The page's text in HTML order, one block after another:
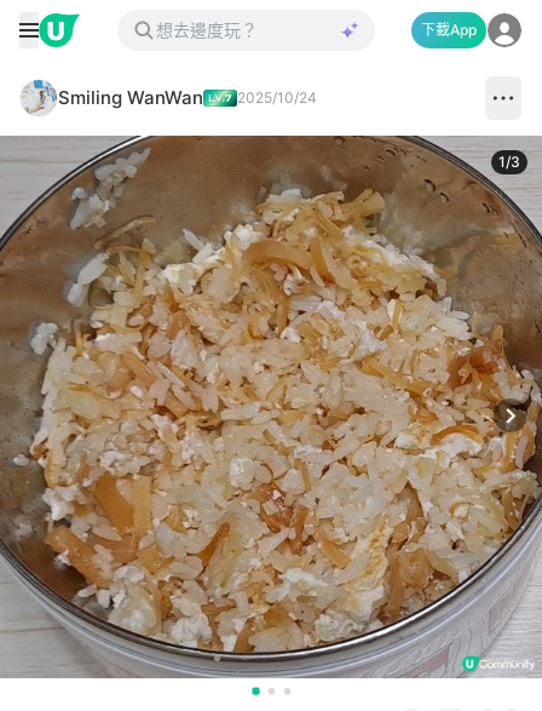
下載App
Smiling WanWan 2025/10/24
1/3